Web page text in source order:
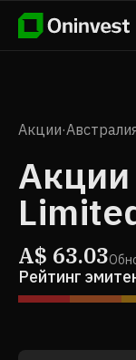
Акции·
Акции
A$ 63.03
Рейтинг